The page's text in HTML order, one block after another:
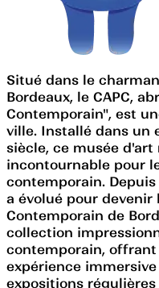
Situé dans le
Bordeaux, le CAPC,
Contemporain", est
ville. Installé dans un
siècle, ce musée
incontournable pour
contemporain. Depuis
a évolué pour devenir
Contemporain de
collection
contemporain,
expérience
expositions